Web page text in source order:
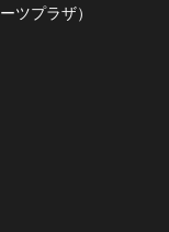
ツプラザ）